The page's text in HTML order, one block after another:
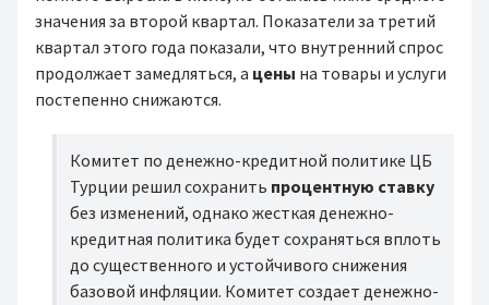
значения за второй квартал. Показатели за третий
квартал этого года показали, что внутренний спрос
продолжает замедляться, а цены на товары и услуги
постепенно снижаются.
Комитет по денежно-кредитной политике ЦБ
Турции решил сохранить процентную ставку
без изменений, однако жесткая денежно-
кредитная политика будет сохраняться вплоть
до существенного и устойчивого снижения
базовой инфляции. Комитет создает денежно-